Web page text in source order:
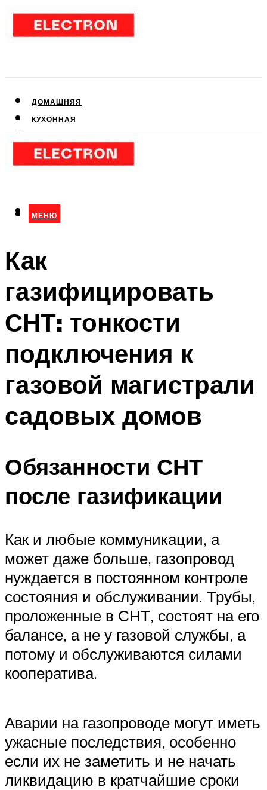
ДОМАШНЯЯ
КУХОННАЯ
КЛИМАТИЧЕСКАЯ
МЕНЮ
МЕНЮ
Как
газифицировать
СНТ: тонкости
подключения к
газовой магистрали
садовых домов
Обязанности СНТ
после газификации
Как и любые коммуникации, а
может даже больше, газопровод
нуждается в постоянном контроле
состояния и обслуживании. Трубы,
проложенные в СНТ, состоят на его
балансе, а не у газовой службы, а
потому и обслуживаются силами
кооператива.
Аварии на газопроводе могут иметь
ужасные последствия, особенно
если их не заметить и не начать
ликвидацию в кратчайшие сроки